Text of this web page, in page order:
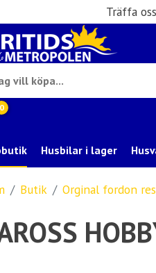
Träffa
0
Husbilar i lager
Butik Orginal fordon